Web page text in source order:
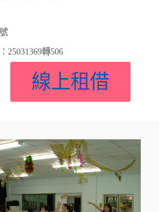
25031369轉506
線上租借